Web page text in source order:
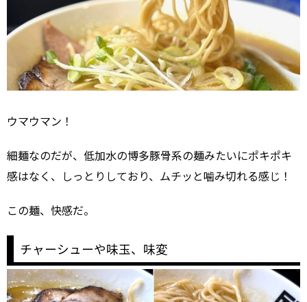
ウマウマン！
細麺なのだが、低加水の博多豚骨系の麺みたいにポキポキ
感はなく、しっとりしており、ムチッと噛み切れる感じ！
この麺、快感だ。
チャーシューや味玉、味変